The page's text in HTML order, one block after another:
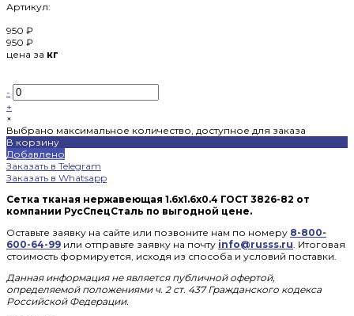
Артикул:
950 ₽
950 ₽
цена за кг
-
+
×
Выбрано максимальное количество, доступное для заказа
В корзину
Добавлено
Заказать в Telegram
Заказать в Whatsapp
Сетка тканая нержавеющая 1.6x1.6x0.4 ГОСТ 3826-82 от
компании РусСпецСталь по выгодной цене.
Оставьте заявку на сайте или позвоните нам по номеру 8-800-
600-64-99 или отправьте заявку на почту info@russs.ru. Итоговая
стоимость формируется, исходя из способа и условий поставки.
Данная информация не является публичной офертой,
определяемой положениями ч. 2 ст. 437 Гражданского кодекса
Российской Федерации.